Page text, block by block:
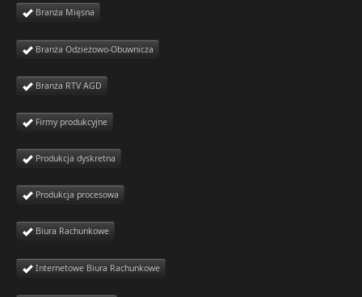
Branża Mięsna
Branża Odzieżowo-Obuwnicza
Branża RTV AGD
Firmy produkcyjne
Produkcja dyskretna
Produkcja procesowa
Biura Rachunkowe
Internetowe Biura Rachunkowe